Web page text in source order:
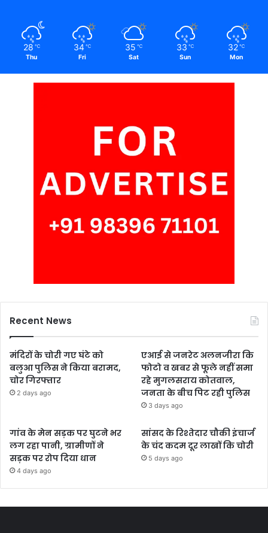
28 ℃
Thu
34 ℃
Fri
35 ℃
Sat
33 ℃
Sun
32 ℃
Mon
Recent News
मंदिरों के चोरी गए घंटे को
बलुआ पुलिस ने किया बरामद,
चोर गिरफ्तार
2 days ago
एआई से जनरेट अलनजीरा कि
फोटो व खबर से फूले नहीं समा
रहे मुगलसराय कोतवाल,
जनता के बीच पिट रही पुलिस
3 days ago
गांव के मेन सड़क पर घुटने भर
लग रहा पानी, ग्रामीणों ने
सड़क पर रोप दिया धान
4 days ago
सांसद के रिश्तेदार चौकी इंचार्ज
के चंद कदम दूर लाखों कि चोरी
5 days ago